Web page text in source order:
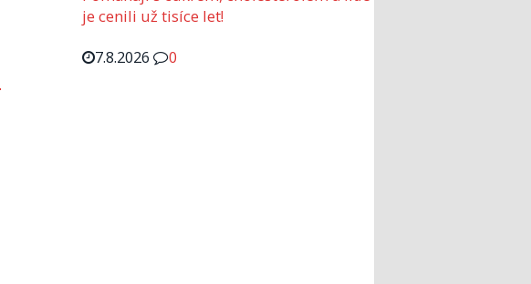
je cenili už tisíce let!
7.8.2026
0